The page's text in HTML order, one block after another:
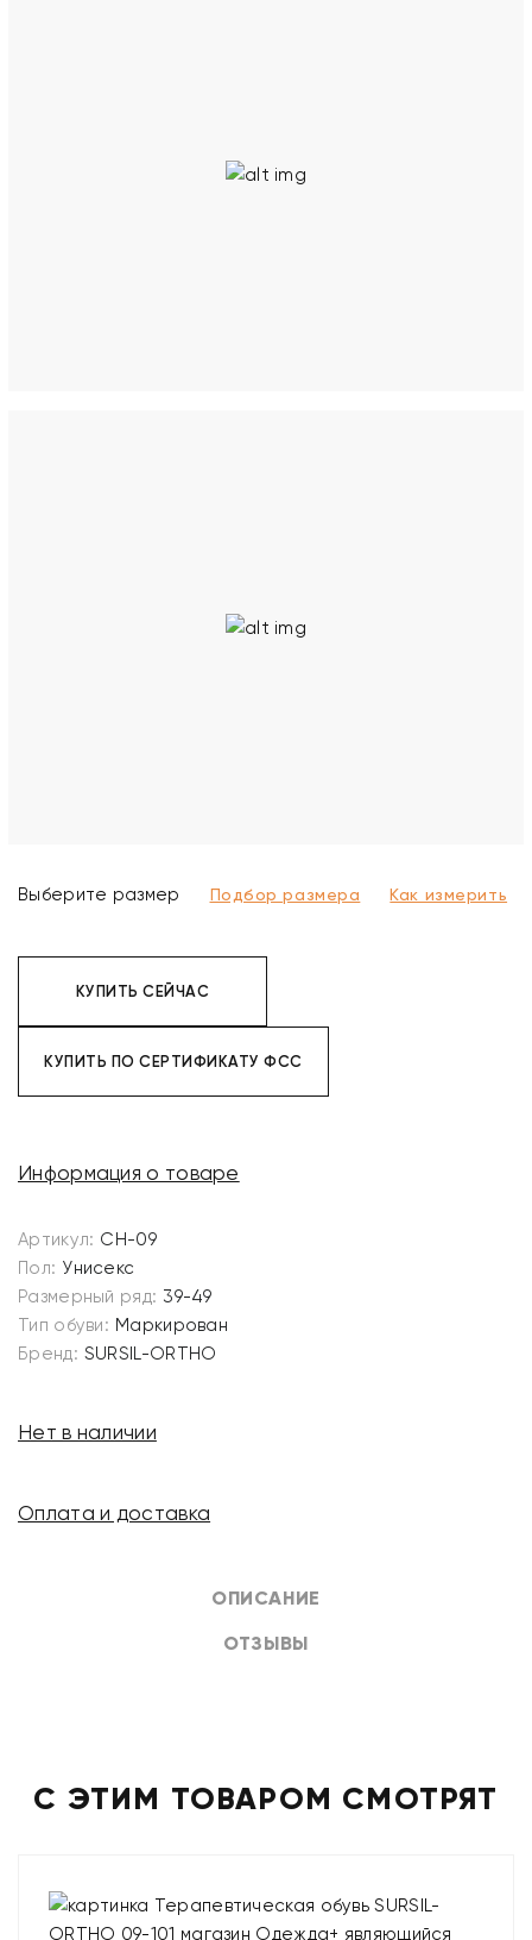
ОПИСАНИЕ
ОТЗЫВЫ
Выберите размер Подбор размера Как измерить
КУПИТЬ СЕЙЧАС
КУПИТЬ ПО СЕРТИФИКАТУ ФСС
Информация о товаре
Артикул: CH-09
Пол: Унисекс
Размерный ряд: 39-49
Тип обуви: Маркирован
Бренд: SURSIL-ORTHO
Нет в наличии
Оплата и доставка
С ЭТИМ ТОВАРОМ СМОТРЯТ